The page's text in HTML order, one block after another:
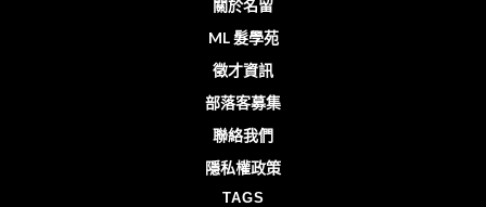
關於名留
ML 髮學苑
徵才資訊
部落客募集
聯絡我們
隱私權政策
TAGS